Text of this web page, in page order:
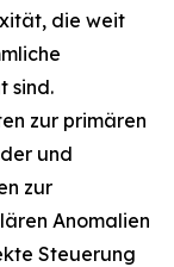
die weit
sind.
zur primären
und
zur
Anomalien
Steuerung